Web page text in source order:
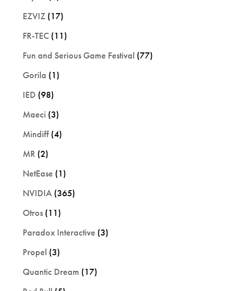
EZVIZ(17)
FR-TEC(11)
Fun and Serious Game Festival (77)
Gorila (1)
IED (98)
Maeci (3)
Mindiff(4)
MR (2)
NetEase (1)
NVIDIA(365)
Otros(11)
Paradox Interactive (3)
Propel (3)
Quantic Dream (17)